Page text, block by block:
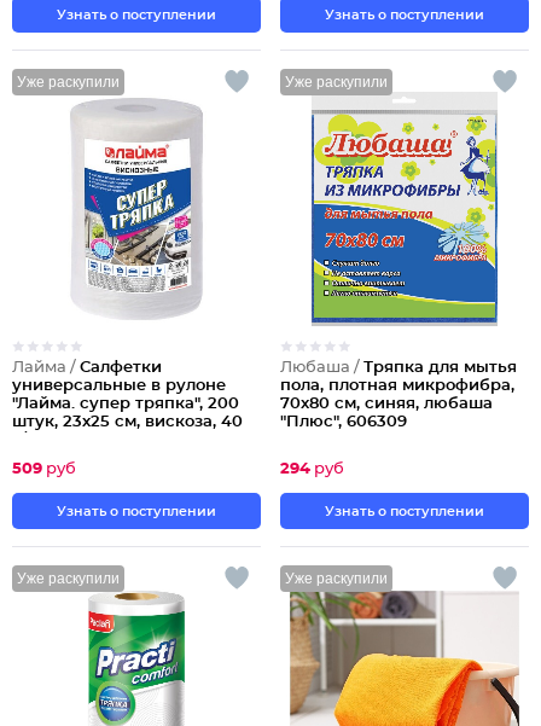
Узнать о поступлении Узнать о поступлении
Уже раскупили
Лайма / Салфетки
универсальные в рулоне
"Лайма. супер тряпка", 200
штук, 23х25 см, вискоза, 40
509 руб
Узнать о поступлении
Уже раскупили
Любаша / Тряпка для мытья
пола, плотная микрофибра,
70х80 см, синяя, любаша
"Плюс", 606309
294 руб
Узнать о поступлении
Уже раскупили Уже раскупили